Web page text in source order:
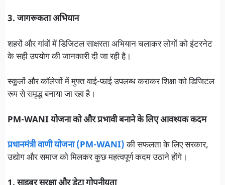
3. जागरूकता अभियान
शहरों और गांवों में डिजिटल साक्षरता अभियान चलाकर लोगों को इंटरनेट
के सही उपयोग की जानकारी दी जा रही है।
स्कूलों और कॉलेजों में मुफ्त वाई-फाई उपलब्ध कराकर शिक्षा को डिजिटल
रूप से समृद्ध बनाया जा रहा है।
PM-WANIयोजना को और प्रभावी बनाने के लिए आवश्यक कदम
प्रधानमंत्री वाणी योजना (PM-WANI) की सफलता के लिए सरकार,
उद्योग और समाज को मिलकर कुछ महत्वपूर्ण कदम उठाने होंगे।